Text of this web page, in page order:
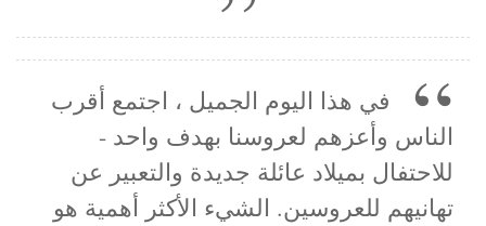
في هذا اليوم الجميل ، اجتمع أقرب
الناس وأعزهم لعروسنا بهدف واحد -
للاحتفال بميلاد عائلة جديدة والتعبير عن
تهانيهم للعروسين. الشيء الأكثر أهمية هو